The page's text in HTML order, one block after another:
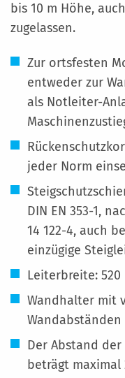
bis 10 m Höhe,
zugelassen.
Zur ortsfesten
entweder zur
als Notleiter-
jeder Norm
DIN EN 353-1,
14 122-4, auch
einzügige
Leiterbreite: 520
Wandhalter mit
Der Abstand
beträgt maximal